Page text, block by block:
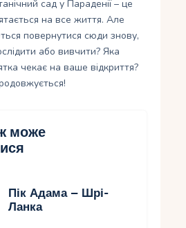
сад у Параденії – це
на все життя. Але
повернутися сюди знову,
або вивчити? Яка
чекає на ваше відкриття?
може
Пік Адама – Шрі-
Ланка